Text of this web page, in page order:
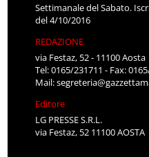
Settimanale del Sabato.
del 4/10/2016
REDAZIONE
via Festaz, 52 - 11100 Aosta
Tel: 0165/231711 - Fax:
Mail:
Editore
LG PRESSE S.R.L.
via Festaz, 52 11100 AOSTA